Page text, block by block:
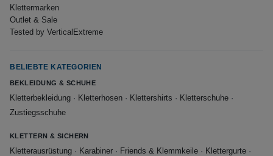
Klettermarken
Outlet & Sale
Tested by VerticalExtreme
BELIEBTE KATEGORIEN
BEKLEIDUNG & SCHUHE
Kletterbekleidung · Kletterhosen · Klettershirts · Kletterschuhe ·
Zustiegsschuhe
KLETTERN & SICHERN
Kletterausrüstung · Karabiner · Friends & Klemmkeile · Klettergurte ·